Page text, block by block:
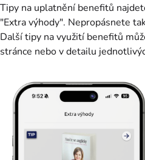
Tipy na uplatnění benefitů
"Extra výhody". Nepropásnete
Další tipy na využití benefitů
stránce nebo v detailu